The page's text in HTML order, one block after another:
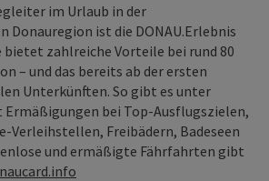
im Urlaub in der
Donauregion ist die DONAU.Erlebnis
bietet zahlreiche Vorteile bei rund 80
– und das bereits ab der ersten
Unterkünften. So gibt es unter
Ermäßigungen bei Top-Ausflugszielen,
Verleihstellen, Freibädern, Badeseen
und ermäßigte Fährfahrten gibt